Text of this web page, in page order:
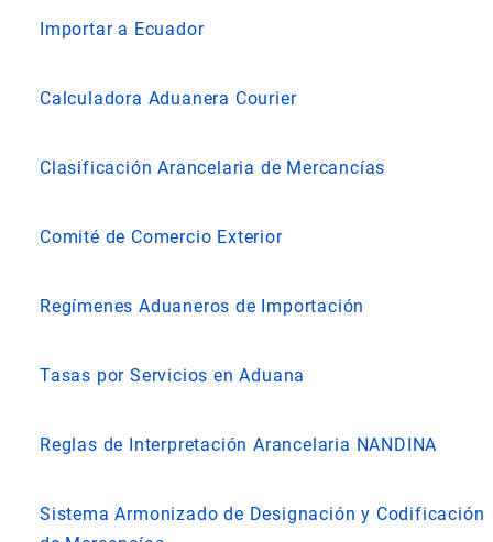
Importar a Ecuador
Calculadora Aduanera Courier
Clasificación Arancelaria de Mercancías
Comité de Comercio Exterior
Regímenes Aduaneros de Importación
Tasas por Servicios en Aduana
Reglas de Interpretación Arancelaria NANDINA
Sistema Armonizado de Designación y Codificación